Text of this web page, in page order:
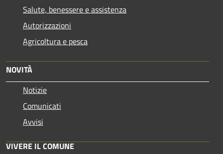
Salute, benessere e assistenza
Autorizzazioni
Agricoltura e pesca
NOVITÀ
Notizie
Comunicati
Avvisi
VIVERE IL COMUNE